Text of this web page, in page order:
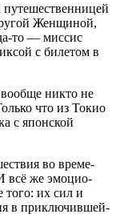
путе­ше­ствен­ни­цей
Жен­щи­ной,
то — мис­сис
с биле­том в
никто не
что из Токио
с япон­ской
во вре­ме­
всё же эмо­ци­о­
того: их сил и
в при­клю­чив­шей­